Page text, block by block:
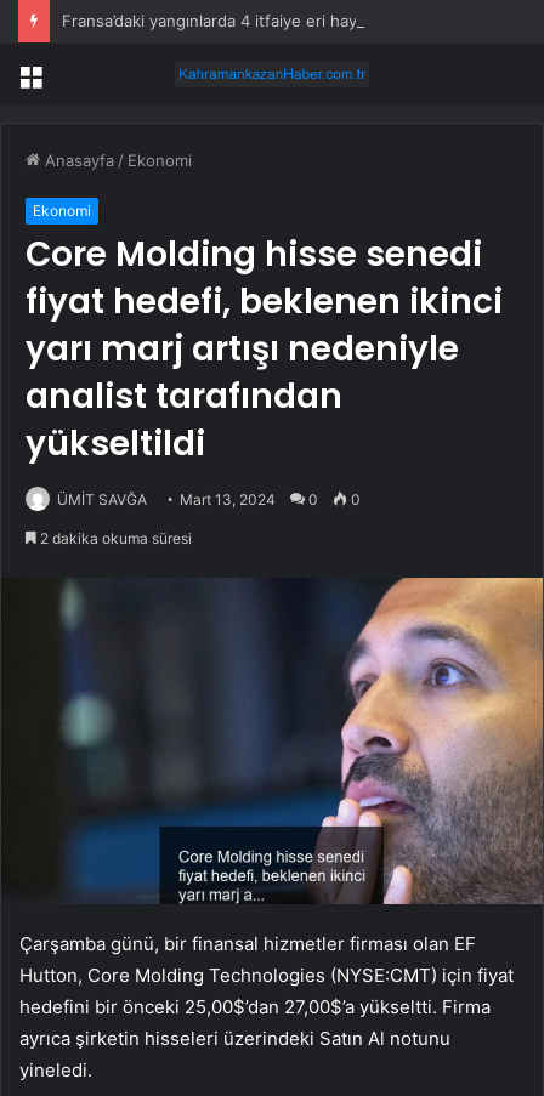
Fransa’daki yangınlarda 4 itfaiye eri hayatını kaybetti
Menü
Anasayfa / Ekonomi
Ekonomi
Core Molding hisse senedi
fiyat hedefi, beklenen ikinci
yarı marj artışı nedeniyle
analist tarafından
yükseltildi
ÜMİT SAVĞA Mart 13, 2024 0 0
2 dakika okuma süresi
Çarşamba günü, bir finansal hizmetler firması olan EF
Hutton, Core Molding Technologies (NYSE:CMT) için fiyat
hedefini bir önceki 25,00$’dan 27,00$’a yükseltti. Firma
ayrıca şirketin hisseleri üzerindeki Satın Al notunu
yineledi.